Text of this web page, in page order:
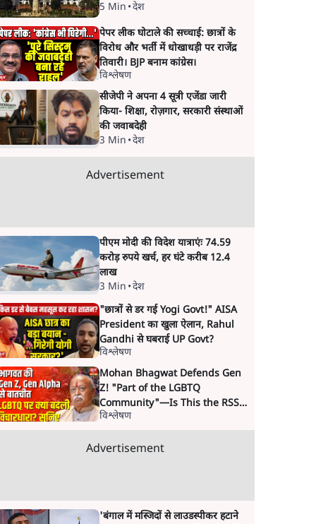
5 Min •देश
पेपर लीक घोटाले की सच्चाई: छात्रों के
विरोध और भर्ती में धोखाधड़ी पर राजेंद्र
तिवारी। BJP बनाम कांग्रेस।
विश्लेषण
सीजेपी ने अपना 4 सूत्री एजेंडा जारी
किया- शिक्षा, रोज़गार, सरकारी संस्थाओं
की जवाबदेही
3 Min •देश
Advertisement
पीएम मोदी की विदेश यात्राएंः 74.59
करोड़ रुपये खर्च, हर घंटे करीब 12.4
लाख
3 Min •देश
"छात्रों से डर गई Yogi Govt!" AISA
President का खुला ऐलान, Rahul
Gandhi से घबराई UP Govt?
विश्लेषण
Mohan Bhagwat Defends Gen
Z! "Part of the LGBTQ
Community"—Is This the RSS's
New Move?
विश्लेषण
Advertisement
'बंगाल में मस्जिदों से लाउडस्पीकर हटाने